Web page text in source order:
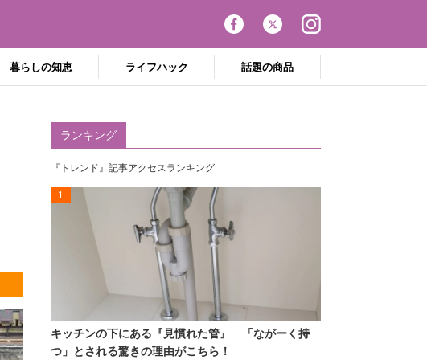
暮らしの知恵 ライフハック 話題の商品
ランキング
『トレンド』記事アクセスランキング
1
キッチンの下にある『見慣れた管』 「ながーく持
つ」とされる驚きの理由がこちら！